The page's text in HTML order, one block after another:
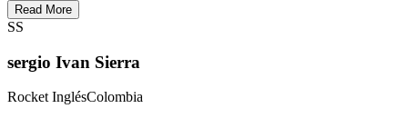
Read More
SS
sergio Ivan Sierra
Rocket InglésColombia